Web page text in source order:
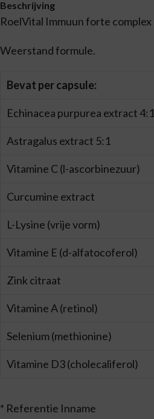
Beschrijving
RoelVital Immuun forte complex
Weerstand formule.
Bevat per capsule:
Echinacea purpurea extract 4:1
Astragalus extract 5:1
Vitamine C (l-ascorbinezuur)
Curcumine extract
L-Lysine (vrije vorm)
Vitamine E (d-alfatocoferol)
Zink citraat
Vitamine A (retinol)
Selenium (methionine)
Vitamine D3 (cholecaliferol)
* Referentie Inname